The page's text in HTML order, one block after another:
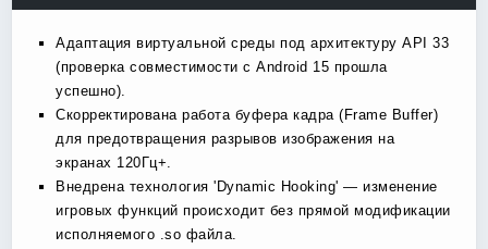
Адаптация виртуальной среды под архитектуру API 33
(проверка совместимости с Android 15 прошла
успешно).
Скорректирована работа буфера кадра (Frame Buffer)
для предотвращения разрывов изображения на
экранах 120Гц+.
Внедрена технология 'Dynamic Hooking' — изменение
игровых функций происходит без прямой модификации
исполняемого .so файла.